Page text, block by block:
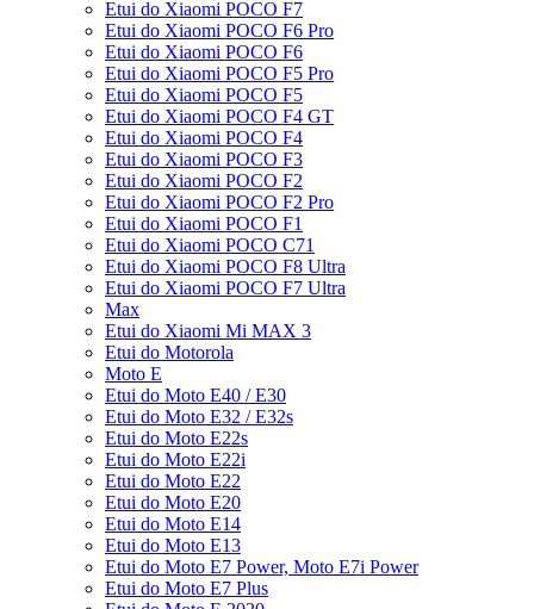
Etui do Xiaomi POCO F7
Etui do Xiaomi POCO F6 Pro
Etui do Xiaomi POCO F6
Etui do Xiaomi POCO F5 Pro
Etui do Xiaomi POCO F5
Etui do Xiaomi POCO F4 GT
Etui do Xiaomi POCO F4
Etui do Xiaomi POCO F3
Etui do Xiaomi POCO F2
Etui do Xiaomi POCO F2 Pro
Etui do Xiaomi POCO F1
Etui do Xiaomi POCO C71
Etui do Xiaomi POCO F8 Ultra
Etui do Xiaomi POCO F7 Ultra
Max
Etui do Xiaomi Mi MAX 3
Etui do Motorola
Moto E
Etui do Moto E40 / E30
Etui do Moto E32 / E32s
Etui do Moto E22s
Etui do Moto E22i
Etui do Moto E22
Etui do Moto E20
Etui do Moto E14
Etui do Moto E13
Etui do Moto E7 Power, Moto E7i Power
Etui do Moto E7 Plus